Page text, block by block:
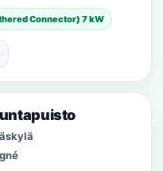
Connector) 7 kW